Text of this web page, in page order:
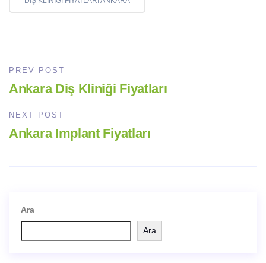
PREV POST
Ankara Diş Kliniği Fiyatları
NEXT POST
Ankara Implant Fiyatları
Ara
Ara